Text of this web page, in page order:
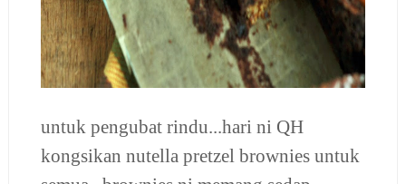
untuk pengubat rindu...hari ni QH
kongsikan nutella pretzel brownies untuk